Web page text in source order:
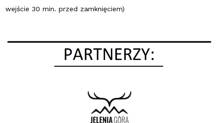
wejście 30 min. przed zamknięciem)